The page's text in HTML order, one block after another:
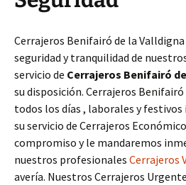
Cerrajeros Benifairó de la
seguridad y tranquilidad de
servicio de Cerrajeros Benifairó
su disposición. Cerrajeros
todos los días , laborales y
su servicio de Cerrajeros
compromiso y le mandaremos
nuestros profesionales Cerrajeros
avería. Nuestros Cerrajeros